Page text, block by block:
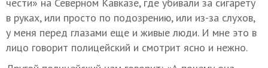
в руках, или просто по подозрению, или из-за слухов,
у меня перед глазами еще и живые люди. И мне это в
лицо говорит полицейский и смотрит ясно и нежно.